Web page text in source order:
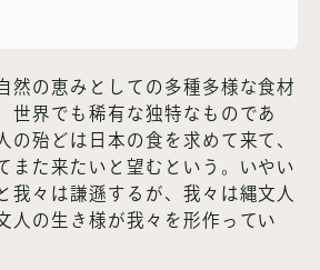
然の恵みとしての多種多様な食材
世界でも稀有な独特なものであ
の殆どは日本の食を求めて来て、
また来たいと望むという。いやい
我々は謙遜するが、我々は縄文人
人の生き様が我々を形作ってい